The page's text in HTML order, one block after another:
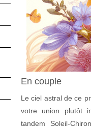
En couple
Le ciel astral de ce
votre union plutôt
tandem Soleil-